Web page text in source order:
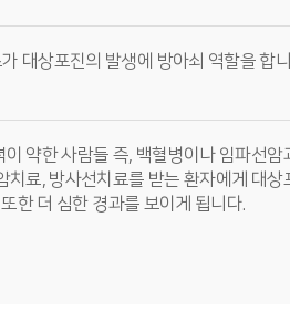
대상포진의 발생에 방아쇠 역할을 합
이 약한 사람들 즉, 백혈병이나 임파선암
치료, 방사선치료를 받는 환자에게 대상
한 더 심한 경과를 보이게 됩니다.